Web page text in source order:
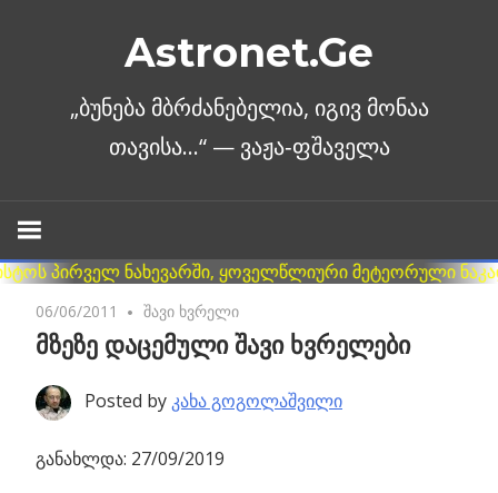
Astronet.Ge
06/06/2011 No comments
შავი ხვრელი
მზეზე დაცემული შავი ხვრელები
Posted by კახა გოგოლაშვილი
განახლდა: 27/09/2019